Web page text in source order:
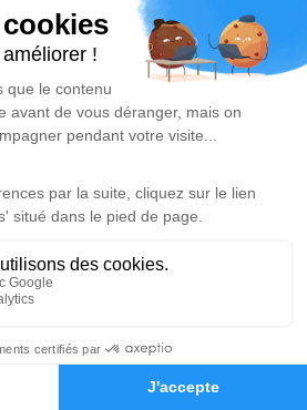
Hommages
ou exprimer vos
poèmes ou des textes.
lieu d'expression dédié à
de Serge GOUD.
2026 à 10h00